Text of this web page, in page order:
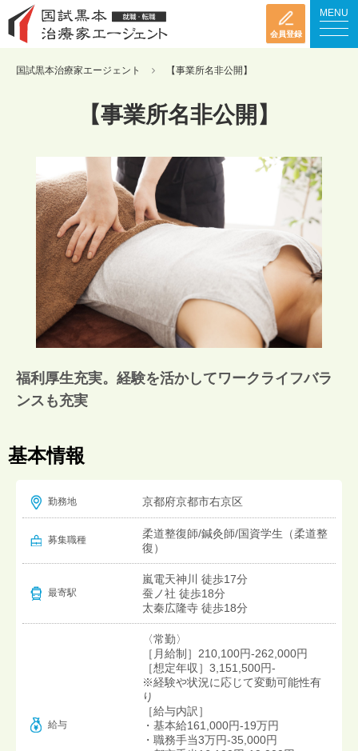
会員登録
MENU
国試黒本治療家エージェント 【事業所名非公開】
【事業所名非公開】
福利厚生充実。経験を活かしてワークライフバラ
ンスも充実
基本情報
勤務地 京都府京都市右京区
募集職種
柔道整復師/鍼灸師/国資学生（柔道整
復）
最寄駅
嵐電天神川 徒歩17分
蚕ノ社 徒歩18分
太秦広隆寺 徒歩18分
給与
〈常勤〉
［月給制］210,100円-262,000円
［想定年収］3,151,500円-
※経験や状況に応じて変動可能性有
り
［給与内訳］
・基本給161,000円-19万円
・職務手当3万円-35,000円